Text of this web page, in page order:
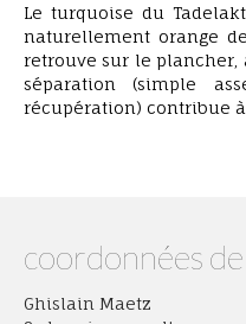
Le turquoise du
naturellement orange
retrouve sur le plancher,
séparation (simple
récupération) contribue
coordonnées
Ghislain Maetz